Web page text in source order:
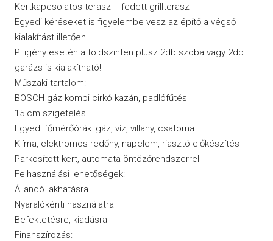
Kertkapcsolatos terasz + fedett grillterasz
Egyedi kéréseket is figyelembe vesz az építő a végső
kialakítást illetően!
Pl igény esetén a földszinten plusz 2db szoba vagy 2db
garázs is kialakítható!
Műszaki tartalom:
BOSCH gáz kombi cirkó kazán, padlófűtés
15 cm szigetelés
Egyedi főmérőórák: gáz, víz, villany, csatorna
Klíma, elektromos redőny, napelem, riasztó előkészítés
Parkosított kert, automata öntözőrendszerrel
Felhasználási lehetőségek:
Állandó lakhatásra
Nyaralókénti használatra
Befektetésre, kiadásra
Finanszírozás: